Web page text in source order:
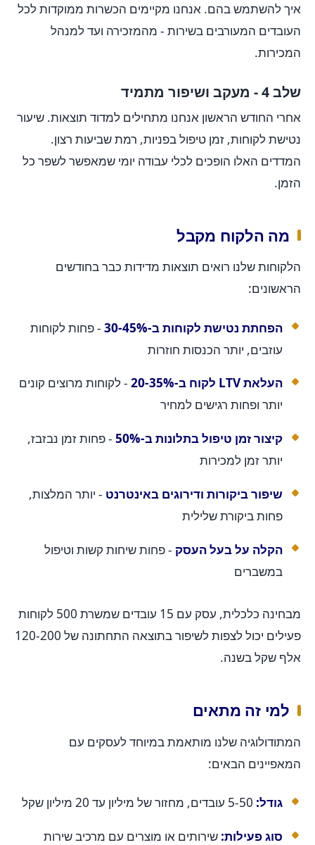
איך להשתמש בהם. אנחנו מקיימים הכשרות ממוקדות לכל
העובדים המעורבים בשירות - מהמזכירה ועד למנהל
המכירות.
שלב 4 - מעקב ושיפור מתמיד
אחרי החודש הראשון אנחנו מתחילים למדוד תוצאות. שיעור
נטישת לקוחות, זמן טיפול בפניות, רמת שביעות רצון.
המדדים האלו הופכים לכלי עבודה יומי שמאפשר לשפר כל
הזמן.
מה הלקוח מקבל
הלקוחות שלנו רואים תוצאות מדידות כבר בחודשים
הראשונים:
הפחתת נטישת לקוחות ב-30-45%
- פחות לקוחות
עוזבים, יותר הכנסות חוזרות
העלאת LTV לקוח ב-20-35%
- לקוחות מרוצים קונים
יותר ופחות רגישים למחיר
קיצור זמן טיפול בתלונות ב-50%
- פחות זמן נבזבז,
יותר זמן למכירות
שיפור ביקורות ודירוגים באינטרנט - יותר המלצות,
פחות ביקורת שלילית
הקלה על בעל העסק - פחות שיחות קשות וטיפול
במשברים
מבחינה כלכלית, עסק עם 15 עובדים שמשרת 500 לקוחות
פעילים יכול לצפות לשיפור בתוצאה התחתונה של 120-200
אלף שקל בשנה.
למי זה מתאים
המתודולוגיה שלנו מותאמת במיוחד לעסקים עם
המאפיינים הבאים:
גודל:
סוג פעילות: שירותים או מוצרים עם מרכיב שירות